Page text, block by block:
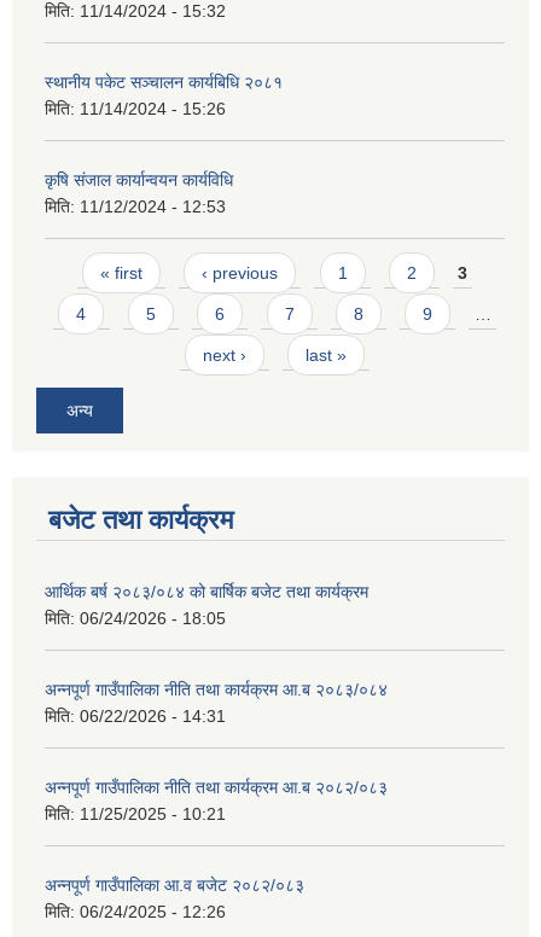
मिति: 11/14/2024 - 15:32
स्थानीय पकेट सञ्चालन कार्यबिधि २०८१
मिति: 11/14/2024 - 15:26
कृषि संजाल कार्यान्वयन कार्यविधि
मिति: 11/12/2024 - 12:53
Pages
« first ‹ previous 1 2 3
4 5 6 7 8 9
next › last »
अन्य
बजेट तथा कार्यक्रम
आर्थिक बर्ष २०८३/०८४ को बार्षिक बजेट तथा कार्यक्रम
मिति: 06/24/2026 - 18:05
अन्नपूर्ण गाउँपालिका नीति तथा कार्यक्रम आ.ब २०८३/०८४
मिति: 06/22/2026 - 14:31
अन्नपूर्ण गाउँपालिका नीति तथा कार्यक्रम आ.ब २०८२/०८३
मिति: 11/25/2025 - 10:21
अन्नपूर्ण गाउँपालिका आ.व बजेट २०८२/०८३
मिति: 06/24/2025 - 12:26